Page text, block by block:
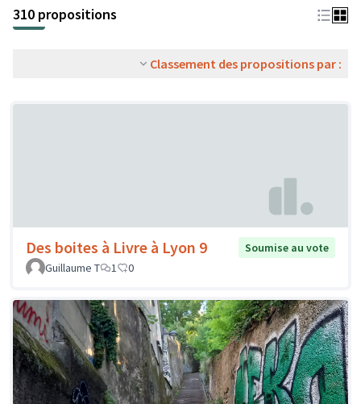
310 propositions
Classement des propositions par :
Des boites à Livre à Lyon 9
Soumise au vote
Guillaume T
1 0